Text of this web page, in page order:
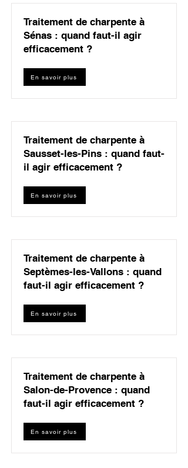
Traitement de charpente à
Sénas : quand faut-il agir
efficacement ?
En savoir plus
Traitement de charpente à
Sausset-les-Pins : quand faut-
il agir efficacement ?
En savoir plus
Traitement de charpente à
Septèmes-les-Vallons : quand
faut-il agir efficacement ?
En savoir plus
Traitement de charpente à
Salon-de-Provence : quand
faut-il agir efficacement ?
En savoir plus